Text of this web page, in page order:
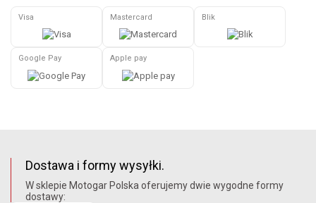
Visa Mastercard Blik
Google Pay Apple pay
Dostawa i formy wysyłki.
W sklepie Motogar Polska oferujemy dwie wygodne formy
dostawy: